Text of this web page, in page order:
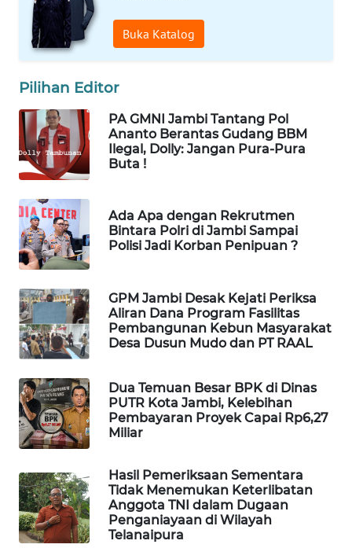
Buka Katalog
Pilihan Editor
PA GMNI Jambi Tantang Pol
Ananto Berantas Gudang BBM
Ilegal, Dolly: Jangan Pura-Pura
Buta !
Ada Apa dengan Rekrutmen
Bintara Polri di Jambi Sampai
Polisi Jadi Korban Penipuan ?
GPM Jambi Desak Kejati Periksa
Aliran Dana Program Fasilitas
Pembangunan Kebun Masyarakat
Desa Dusun Mudo dan PT RAAL
Dua Temuan Besar BPK di Dinas
PUTR Kota Jambi, Kelebihan
Pembayaran Proyek Capai Rp6,27
Miliar
Hasil Pemeriksaan Sementara
Tidak Menemukan Keterlibatan
Anggota TNI dalam Dugaan
Penganiayaan di Wilayah
Telanaipura
WAHANA
UMKM
WAHANA
WAHANA
PERSONA
WAHANA
OTOMOTIF
WAHANA
WAHANA
DESA
WISATA
LAPAK
WAHANA
Wahana
KONSUMEN
LISTRIK